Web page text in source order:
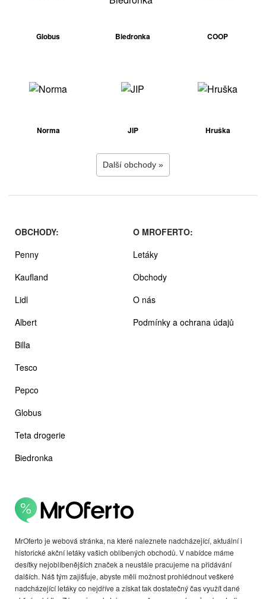
Globus Biedronka COOP
Norma JIP Hruška
Další obchody »
MrOferto je webová stránka, na které naleznete nadcházející, aktuální i
historické akční letáky vašich oblíbených obchodů. V nabídce máme
desítky nejoblíbenějších značek a neustále pracujeme na přidávání
dalších. Náš tým zajišťuje, abyste měli možnost prohlédnout veškeré
nadcházející letáky co nejdříve a získat tak dostatečný čas využít dané
OBCHODY:
Penny
Kaufland
Lidl
Albert
Billa
Tesco
Pepco
Globus
Teta drogerie
Biedronka
O MROFERTO:
Letáky
Obchody
O nás
Podmínky a ochrana údajů